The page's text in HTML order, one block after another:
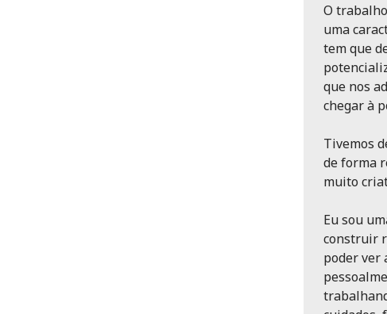
O
uma
tem que
que nos
chegar à
Tivemos
de forma
muito
Eu sou
construir
poder ver